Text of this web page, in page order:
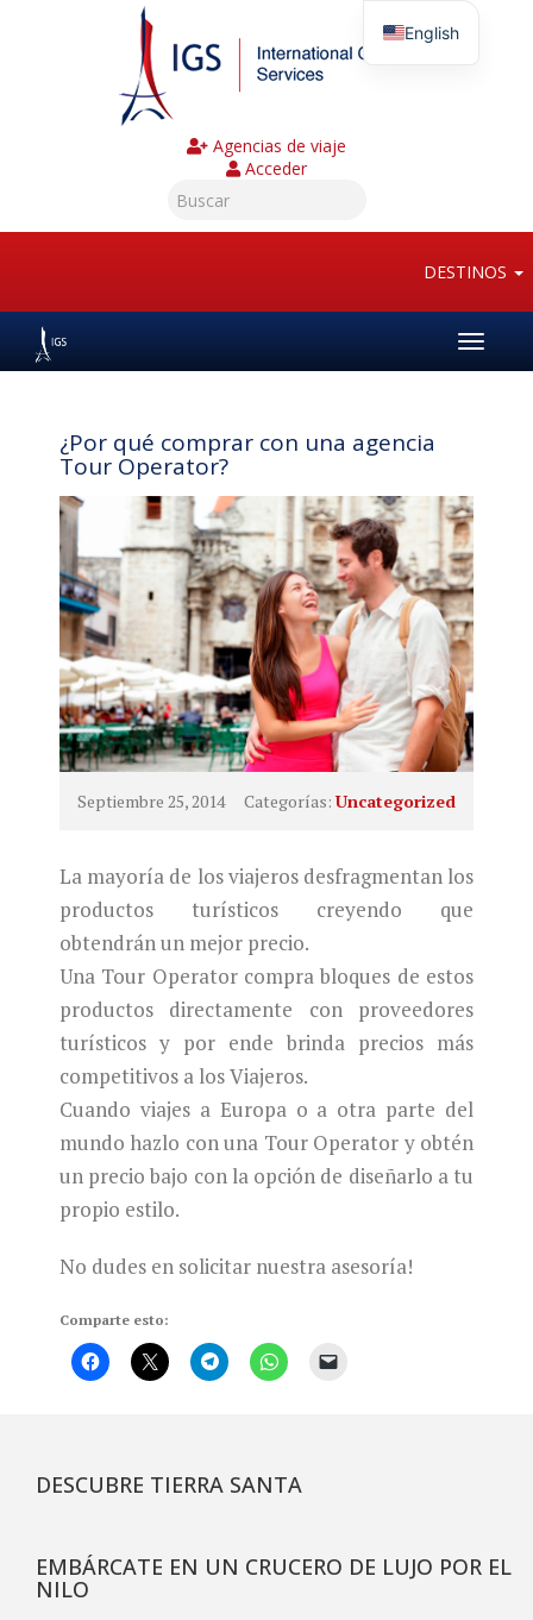
Agencias de viaje
Acceder
DESTINOS
Toggle
¿Por qué comprar con una agencia
Tour Operator?
Septiembre 25, 2014 Categorías: Uncategorized
La mayoría de los viajeros desfragmentan los
productos turísticos creyendo que
obtendrán un mejor precio.
Una Tour Operator compra bloques de estos
productos directamente con proveedores
turísticos y por ende brinda precios más
competitivos a los Viajeros.
Cuando viajes a Europa o a otra parte del
mundo hazlo con una Tour Operator y obtén
un precio bajo con la opción de diseñarlo a tu
propio estilo.
No dudes en solicitar nuestra asesoría!
Comparte esto:
DESCUBRE TIERRA SANTA
EMBÁRCATE EN UN CRUCERO DE LUJO POR EL
NILO
English